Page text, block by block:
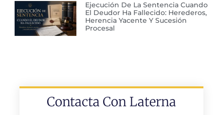
Ejecución De La Sentencia Cuando
El Deudor Ha Fallecido: Herederos,
Herencia Yacente Y Sucesión
Procesal
Contacta Con Laterna